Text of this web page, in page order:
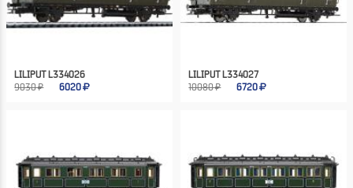
LILIPUT L334026
9030 ₽
6020
LILIPUT L334027
10080 ₽
6720